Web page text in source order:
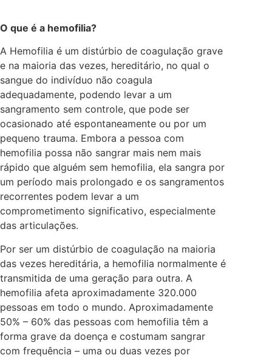
O que é a hemofilia?
A Hemofilia é um distúrbio de coagulação grave
e na maioria das vezes, hereditário, no qual o
sangue do indivíduo não coagula
adequadamente, podendo levar a um
sangramento sem controle, que pode ser
ocasionado até espontaneamente ou por um
pequeno trauma. Embora a pessoa com
hemofilia possa não sangrar mais nem mais
rápido que alguém sem hemofilia, ela sangra por
um período mais prolongado e os sangramentos
recorrentes podem levar a um
comprometimento significativo, especialmente
das articulações.
Por ser um distúrbio de coagulação na maioria
das vezes hereditária, a hemofilia normalmente é
transmitida de uma geração para outra. A
hemofilia afeta aproximadamente 320.000
pessoas em todo o mundo. Aproximadamente
50% – 60% das pessoas com hemofilia têm a
forma grave da doença e costumam sangrar
com frequência – uma ou duas vezes por